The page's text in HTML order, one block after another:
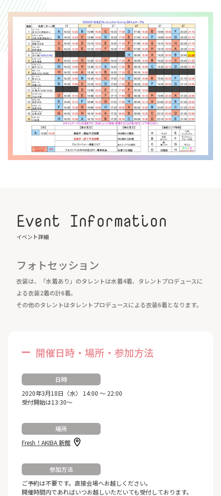
Event Information
イベント詳細
フォトセッション
衣装は、「水着あり」のタレントは水着4着、タレントプロデュースに
よる衣装2着の計6着。
その他のタレントはタレントプロデュースによる衣装6着となります。
開催日時・場所・参加方法
日時
2020年3月18日（水） 14:00 ～ 22:00
受付開始は13:30～
場所
Fresh！AKIBA 新館
参加方法
ご予約は不要です。直接会場へお越しください。
開催時間内であればいつお越しいただいても受付しております。